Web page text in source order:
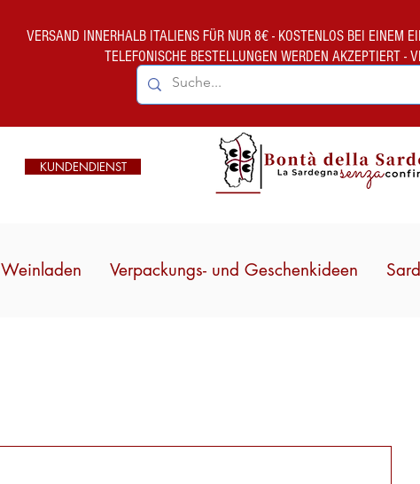
VERSAND INNERHALB ITALIENS FÜR NUR 8€ - KOSTENLOS BEI EINEM
TELEFONISCHE BESTELLUNGEN WERDEN AKZEPTIERT -
KUNDENDIENST
Weinladen Verpackungs- und Geschenkideen